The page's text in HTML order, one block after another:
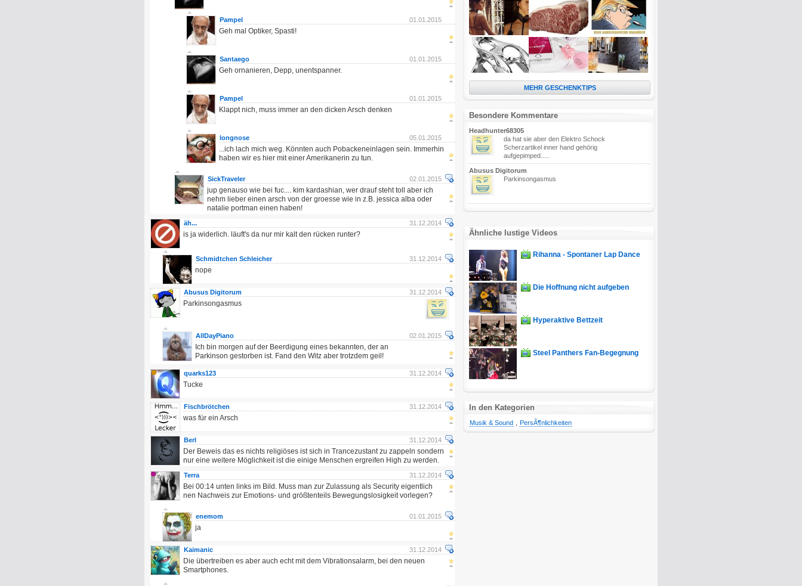
01.01.2015
Pampel
Geh mal Optiker, Spasti!
01.01.2015
Santaego
Geh ornanieren, Depp, unentspanner.
01.01.2015
Pampel
Klappt nich, muss immer an den dicken Arsch denken
05.01.2015
longnose
...ich lach mich weg. Könnten auch Pobackeneinlagen sein. Immerhin
haben wir es hier mit einer Amerikanerin zu tun.
02.01.2015
SickTraveler
jup genauso wie bei fuc.... kim kardashian, wer drauf steht toll aber ich
nehm lieber einen arsch von der groesse wie in z.B. jessica alba oder
natalie portman einen haben!
31.12.2014
äh...
is ja widerlich. läuft's da nur mir kalt den rücken runter?
31.12.2014
Schmidtchen Schleicher
nope
31.12.2014
Abusus Digitorum
Parkinsongasmus
02.01.2015
AllDayPiano
Ich bin morgen auf der Beerdigung eines bekannten, der an
Parkinson gestorben ist. Fand den Witz aber trotzdem geil!
31.12.2014
quarks123
Tucke
31.12.2014
Fischbrötchen
was für ein Arsch
31.12.2014
Berl
Der Beweis das es nichts religiöses ist sich in Trancezustant zu zappeln sondern
nur eine weitere Möglichkeit ist die einige Menschen ergreifen High zu werden.
31.12.2014
Terra
Bei 00:14 unten links im Bild. Muss man zur Zulassung als Security eigentlich
nen Nachweis zur Emotions- und größtenteils Bewegungslosigkeit vorlegen?
01.01.2015
enemom
ja
31.12.2014
Kaimanic
Die übertreiben es aber auch echt mit dem Vibrationsalarm, bei den neuen
Smartphones.
MEHR GESCHENKTIPS
Besondere Kommentare
Headhunter68305
da hat sie aber den Elektro Schock
Scherzartikel inner hand gehörig
aufgepimped.....
Abusus Digitorum
Parkinsongasmus
Ähnliche lustige Videos
Rihanna - Spontaner Lap Dance
Die Hoffnung nicht aufgeben
Hyperaktive Bettzeit
Steel Panthers Fan-Begegnung
In den Kategorien
Musik & Sound PersÃ¶nlichkeiten